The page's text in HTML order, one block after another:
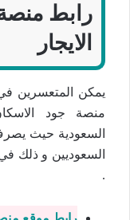
رابط
الايجار
يمكن المتعسرين
منصة جود الاسكان
السعودية حيث
.